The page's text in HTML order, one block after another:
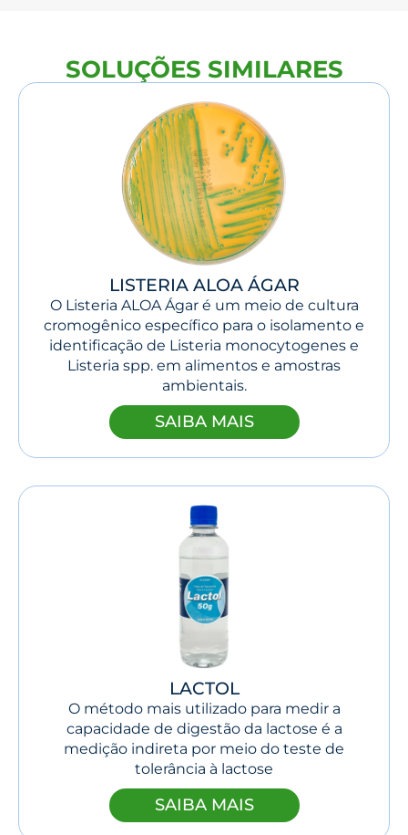
SOLUÇÕES SIMILARES
LISTERIA ALOA ÁGAR
O Listeria ALOA Ágar é um meio de cultura
cromogênico específico para o isolamento e
identificação de Listeria monocytogenes e
Listeria spp. em alimentos e amostras
ambientais.
SAIBA MAIS
LACTOL
O método mais utilizado para medir a
capacidade de digestão da lactose é a
medição indireta por meio do teste de
tolerância à lactose
SAIBA MAIS